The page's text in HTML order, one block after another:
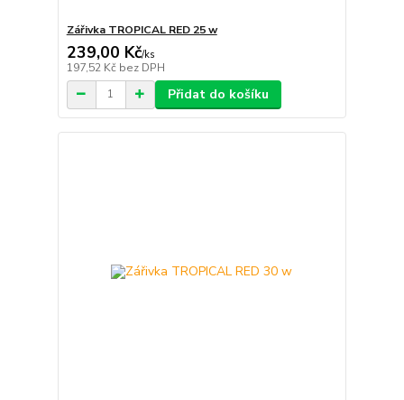
Zářivka TROPICAL RED 25 w
239,00 Kč/ks
197,52 Kč bez DPH
Přidat do košíku